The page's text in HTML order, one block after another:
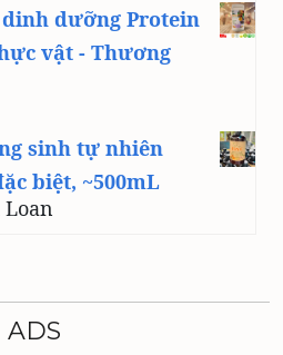
dưỡng Protein
vật - Thương
sinh tự nhiên
biệt, ~500mL
ADS